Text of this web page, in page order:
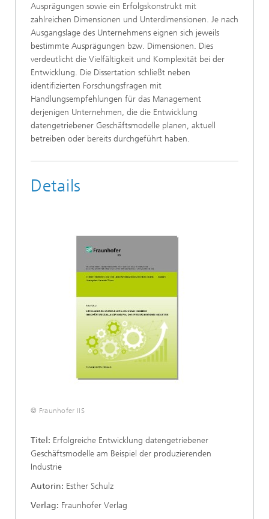
Ausprägungen sowie ein Erfolgskonstrukt mit
zahlreichen Dimensionen und Unterdimensionen. Je nach
Ausgangslage des Unternehmens eignen sich jeweils
bestimmte Ausprägungen bzw. Dimensionen. Dies
verdeutlicht die Vielfältigkeit und Komplexität bei der
Entwicklung. Die Dissertation schließt neben
identifizierten Forschungsfragen mit
Handlungsempfehlungen für das Management
derjenigen Unternehmen, die die Entwicklung
datengetriebener Geschäftsmodelle planen, aktuell
betreiben oder bereits durchgeführt haben.
Details
© Fraunhofer IIS
Titel: Erfolgreiche Entwicklung datengetriebener
Geschäftsmodelle am Beispiel der produzierenden
Industrie
Autorin: Esther Schulz
Verlag: Fraunhofer Verlag